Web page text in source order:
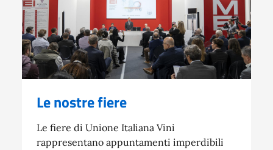
Le nostre fiere
Le fiere di Unione Italiana Vini
rappresentano appuntamenti imperdibili